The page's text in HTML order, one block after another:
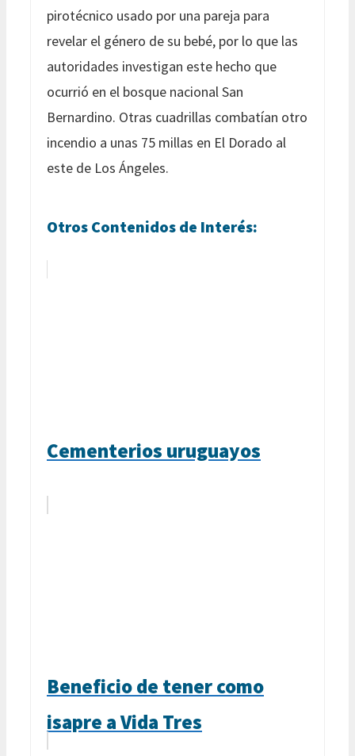
pirotécnico usado por una pareja para
revelar el género de su bebé, por lo que las
autoridades investigan este hecho que
ocurrió en el bosque nacional San
Bernardino. Otras cuadrillas combatían otro
incendio a unas 75 millas en El Dorado al
este de Los Ángeles.
Otros Contenidos de Interés:
Cementerios uruguayos
Beneficio de tener como
isapre a Vida Tres